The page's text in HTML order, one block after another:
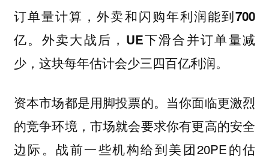
订单量计算，外卖和闪购年利润能到700
亿。外卖大战后，UE下滑合并订单量减
少，这块每年估计会少三四百亿利润。
资本市场都是用脚投票的。当你面临更激烈
的竞争环境，市场就会要求你有更高的安全
边际。战前一些机构给到美团20PE的估